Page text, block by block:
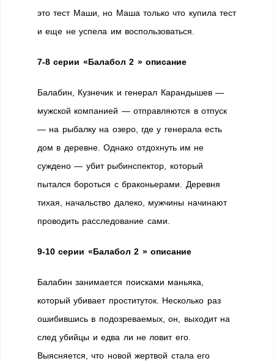
это тест Маши, но Маша только что купила тест
и еще не успела им воспользоваться.
7-8 серии «Балабол 2 » описание
Балабин, Кузнечик и генерал Карандышев —
мужской компанией — отправляются в отпуск
— на рыбалку на озеро, где у генерала есть
дом в деревне. Однако отдохнуть им не
суждено — убит рыбинcпектор, который
пытался бороться с браконьерами. Деревня
тихая, начальство далеко, мужчины начинают
проводить расследование сами.
9-10 серии «Балабол 2 » описание
Балабин занимается поисками маньяка,
который убивает проституток. Несколько раз
ошибившись в подозреваемых, он, выходит на
след убийцы и едва ли не ловит его.
Выясняется, что новой жертвой стала его